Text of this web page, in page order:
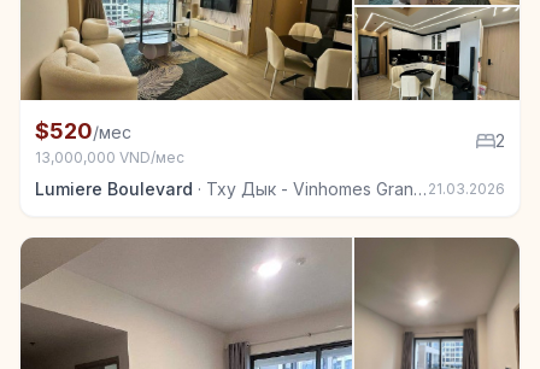
Квартира в аренду в Тху Дык - Vinhomes Grand
$520/мес
13,000,000 VND/мес
2
Lumiere Boulevard · Тху Дык - Vinhomes Grand Park 21.03.2026